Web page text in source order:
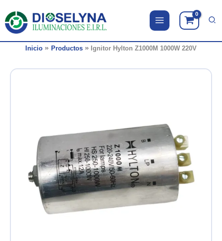
contenido
Inicio Productos Ignitor Hylton Z1000M 1000W 220V